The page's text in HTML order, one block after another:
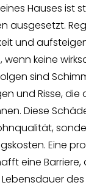
Hauses ist
ausgesetzt.
und
wenn keine
sind
und Risse, die
Diese
Eine
eine Barriere,